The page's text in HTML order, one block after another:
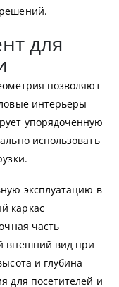
для
позволяют
интерьеры
упорядоченную
использовать
эксплуатацию в
каркас
часть
внешний вид при
и глубина
для посетителей и